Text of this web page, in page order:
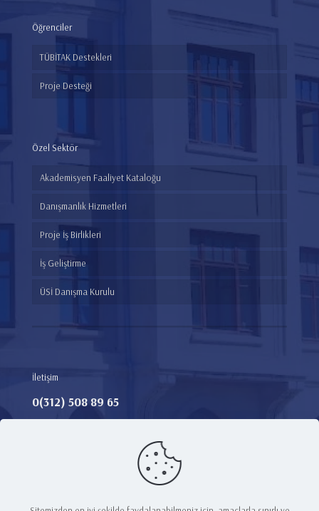
Öğrenciler
TÜBİTAK Destekleri
Proje Desteği
Özel Sektör
Akademisyen Faaliyet Kataloğu
Danışmanlık Hizmetleri
Proje İş Birlikleri
İş Geliştirme
ÜSİ Danışma Kurulu
İletişim
0(312) 508 89 65​
Merkez Kampüs Yerleşkesi, Hacı Bayram Mah. Talatpaşa
Bulvarı No: 4/1, E Blok Zemin Kat
tto@ankaramedipol.edu.tr